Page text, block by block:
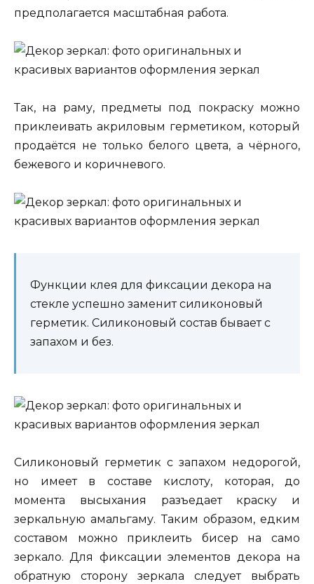
предполагается масштабная работа.
Так, на раму, предметы под покраску можно
приклеивать акриловым герметиком, который
продаётся не только белого цвета, а чёрного,
бежевого и коричневого.
Функции клея для фиксации декора на
стекле успешно заменит силиконовый
герметик. Силиконовый состав бывает с
запахом и без.
Силиконовый герметик с запахом недорогой,
но имеет в составе кислоту, которая, до
момента высыхания разъедает краску и
зеркальную амальгаму. Таким образом, едким
составом можно приклеить бисер на само
зеркало. Для фиксации элементов декора на
обратную сторону зеркала следует выбрать